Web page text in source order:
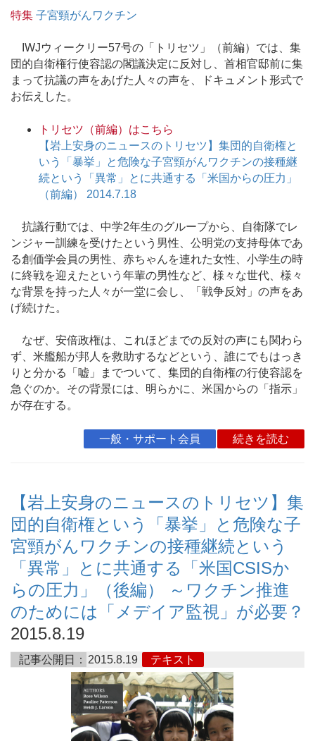
特集 子宮頸がんワクチン
IWJウィークリー57号の「トリセツ」（前編）では、集
団的自衛権行使容認の閣議決定に反対し、首相官邸前に集
まって抗議の声をあげた人々の声を、ドキュメント形式で
お伝えした。
トリセツ（前編）はこちら
【岩上安身のニュースのトリセツ】集団的自衛権と
いう「暴挙」と危険な子宮頸がんワクチンの接種継
続という「異常」とに共通する「米国からの圧力」
（前編） 2014.7.18
抗議行動では、中学2年生のグループから、自衛隊でレ
ンジャー訓練を受けたという男性、公明党の支持母体であ
る創価学会員の男性、赤ちゃんを連れた女性、小学生の時
に終戦を迎えたという年輩の男性など、様々な世代、様々
な背景を持った人々が一堂に会し、「戦争反対」の声をあ
げ続けた。
なぜ、安倍政権は、これほどまでの反対の声にも関わら
ず、米艦船が邦人を救助するなどという、誰にでもはっき
りと分かる「嘘」までついて、集団的自衛権の行使容認を
急ぐのか。その背景には、明らかに、米国からの「指示」
が存在する。
一般・サポート会員 続きを読む
【岩上安身のニュースのトリセツ】集
団的自衛権という「暴挙」と危険な子
宮頸がんワクチンの接種継続という
「異常」とに共通する「米国CSISか
らの圧力」（後編） ～ワクチン推進
のためには「メデイア監視」が必要？
2015.8.19
記事公開日： 2015.8.19 テキスト